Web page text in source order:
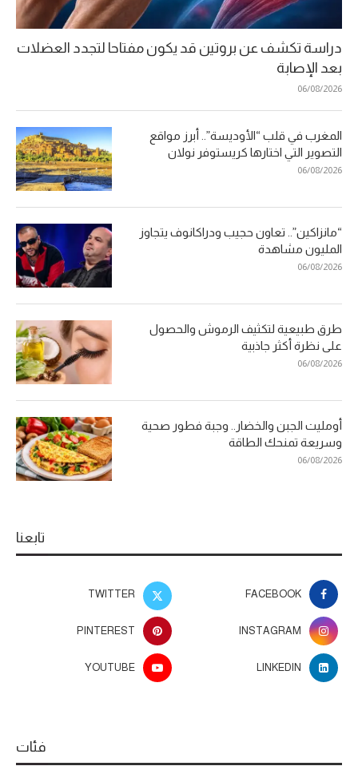
دراسة تكشف عن بروتين قد يكون مفتاحا لتجدد العضلات
بعد الإصابة
06/08/2026
المغرب في قلب “الأوديسة”.. أبرز مواقع
التصوير التي اختارها كريستوفر نولان
06/08/2026
“مانزاكين”.. تعاون حجيب ودراكانوف يتجاوز
المليون مشاهدة
06/08/2026
طرق طبيعية لتكثيف الرموش والحصول
على نظرة أكثر جاذبية
06/08/2026
أومليت الجبن والخضار.. وجبة فطور صحية
وسريعة تمنحك الطاقة
06/08/2026
تابعنا
FACEBOOK
TWITTER
INSTAGRAM
PINTEREST
LINKEDIN
YOUTUBE
فئات